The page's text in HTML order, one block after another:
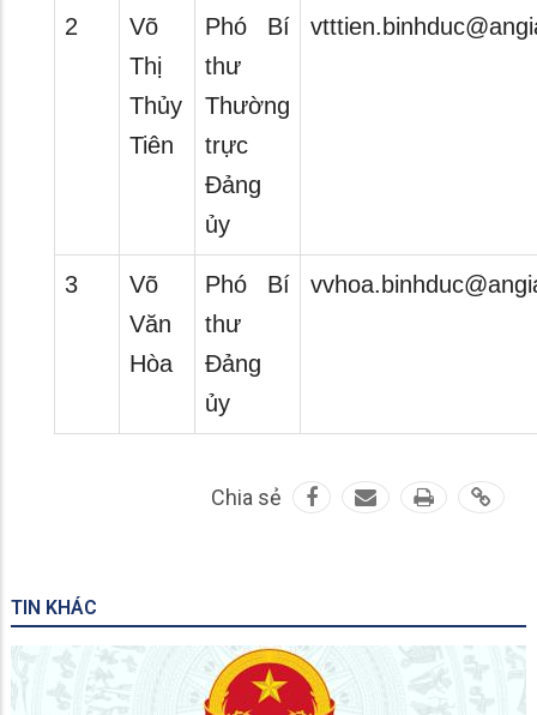
2
Võ
Thị
Thủy
Tiên
Phó Bí
thư
Thường
trực
Đảng
ủy
3
Võ
Văn
Hòa
Phó Bí
thư
Đảng
ủy
Chia sẻ
TIN KHÁC